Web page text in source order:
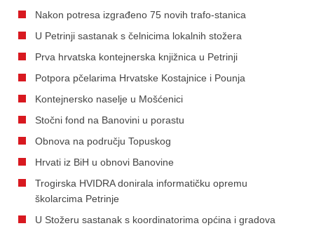
Nakon potresa izgrađeno 75 novih trafo-stanica
U Petrinji sastanak s čelnicima lokalnih stožera
Prva hrvatska kontejnerska knjižnica u Petrinji
Potpora pčelarima Hrvatske Kostajnice i Pounja
Kontejnersko naselje u Mošćenici
Stočni fond na Banovini u porastu
Obnova na području Topuskog
Hrvati iz BiH u obnovi Banovine
Trogirska HVIDRA donirala informatičku opremu
školarcima Petrinje
U Stožeru sastanak s koordinatorima općina i gradova